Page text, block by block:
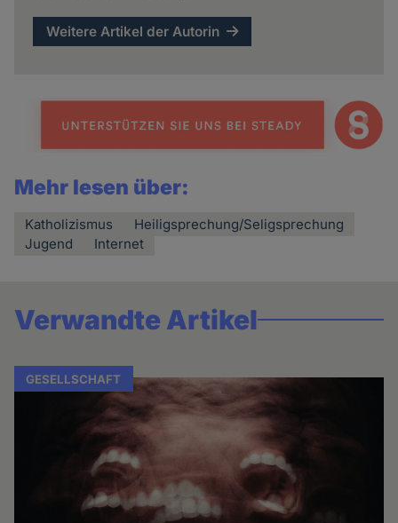
Weitere Artikel der Autorin
Mehr lesen über:
Katholizismus
Heiligsprechung/Seligsprechung
Jugend
Internet
Verwandte Artikel
GESELLSCHAFT